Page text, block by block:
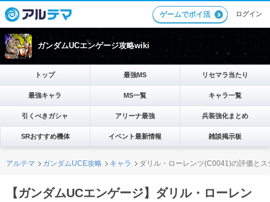
ゲームでポイ活 ログイン
ガンダムUCエンゲージ攻略wiki
トップ 最強MS リセマラ当たり
最強キャラ MS一覧 キャラ一覧
引くべきガシャ アリーナ最強 兵装強化まとめ
SRおすすめ機体 イベント最新情報 雑談掲示板
アルテマ ガンダムUCE攻略 キャラ ダリル・ローレンツ(C0041)の評価とス
【ガンダムUCエンゲージ】ダリル・ローレン